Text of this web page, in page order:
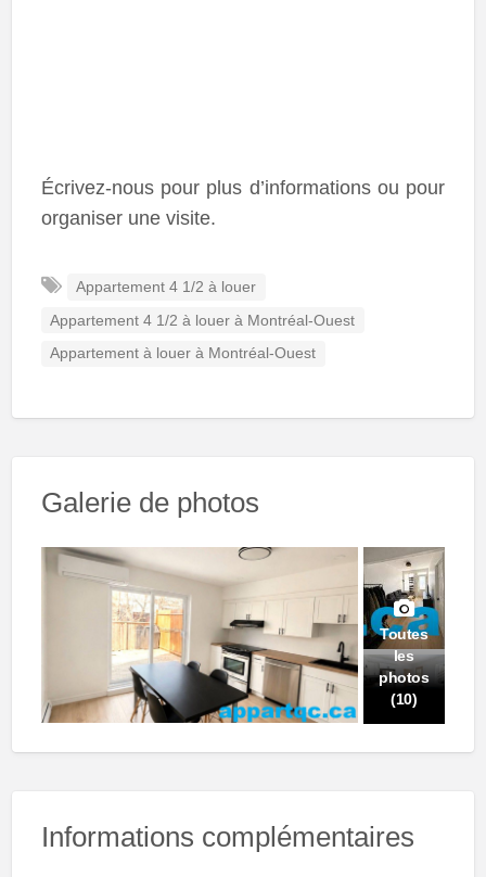
Écrivez-nous pour plus d’informations ou pour
organiser une visite.
Appartement 4 1/2 à louer
Appartement 4 1/2 à louer à Montréal-Ouest
Appartement à louer à Montréal-Ouest
Galerie de photos
Toutes
les
photos
(10)
Informations complémentaires